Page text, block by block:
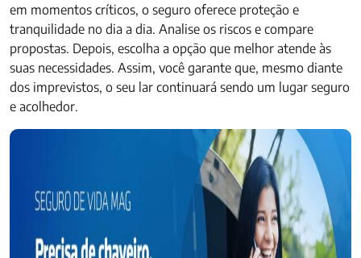
em momentos críticos, o seguro oferece proteção e
tranquilidade no dia a dia. Analise os riscos e compare
propostas. Depois, escolha a opção que melhor atende às
suas necessidades. Assim, você garante que, mesmo diante
dos imprevistos, o seu lar continuará sendo um lugar seguro
e acolhedor.